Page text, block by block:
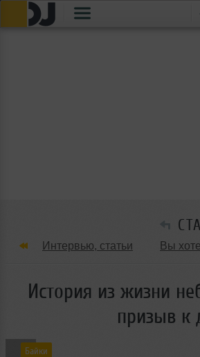
Интервью, статьи Вы
Мужчина &
История из жизни
призыв к
Байки